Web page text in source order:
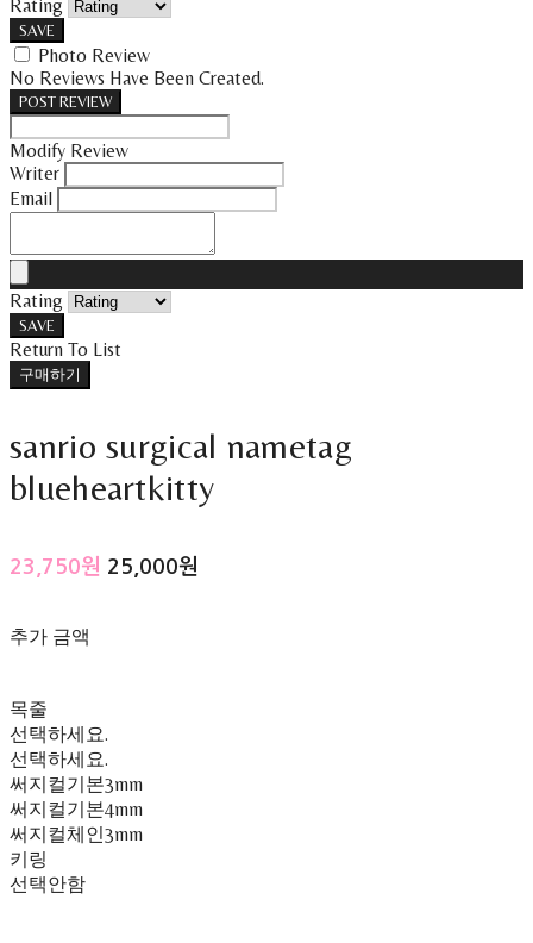
Rating
SAVE
Photo Review
No Reviews Have Been Created.
POST REVIEW
Modify Review
Writer
Email
Rating
SAVE
Return To List
구매하기
sanrio surgical nametag
blueheartkitty
23,750원 25,000원
추가 금액
목줄
선택하세요.
선택하세요.
써지컬기본3mm
써지컬기본4mm
써지컬체인3mm
키링
선택안함